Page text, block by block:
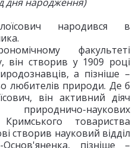
народився в
факультеті
він створив у 1909 році
а пізніше –
любителів природи. Де б
він активний діяч
наукових
Кримського товариства
створив науковий відділ
пізніше –